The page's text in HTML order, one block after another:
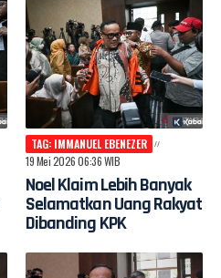
TAG: IMMANUEL EBENEZER
19 Mei 2026 06:36 WIB
Noel Klaim Lebih Banyak
Selamatkan Uang Rakyat
Dibanding KPK